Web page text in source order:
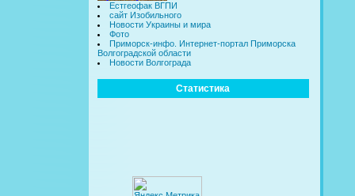
Естгеофак ВГПИ
сайт Изобильного
Новости Украины и мира
Фото
Приморск-инфо. Интернет-портал Приморска
Волгоградской области
Новости Волгограда
Статистика